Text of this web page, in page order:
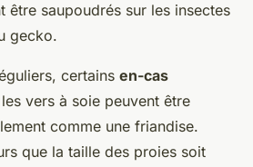
être saupoudrés sur les insectes
gecko.
certains en-cas
vers à soie peuvent être
comme une friandise.
que la taille des proies soit